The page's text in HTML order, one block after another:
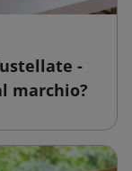
-
marchio?